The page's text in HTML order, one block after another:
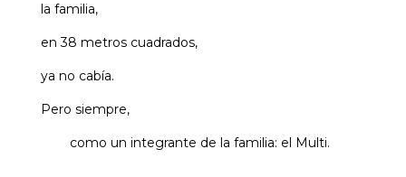
la familia,
en 38 metros cuadrados,
ya no cabía.
Pero siempre,
como un integrante de la familia: el Multi.